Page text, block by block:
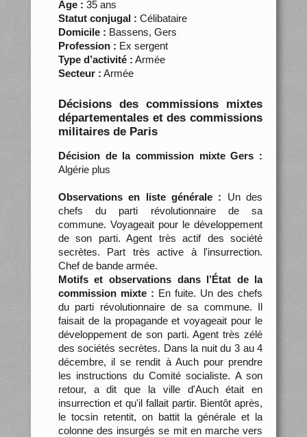
Âge : 35 ans
Statut conjugal : Célibataire
Domicile : Bassens, Gers
Profession : Ex sergent
Type d’activité : Armée
Secteur : Armée
Décisions des commissions mixtes
départementales et des commissions
militaires de Paris
Décision de la commission mixte Gers :
Algérie plus
Observations en liste générale : Un des
chefs du parti révolutionnaire de sa
commune. Voyageait pour le développement
de son parti. Agent très actif des société
secrètes. Part très active à l'insurrection.
Chef de bande armée.
Motifs et observations dans l’État de la
commission mixte : En fuite. Un des chefs
du parti révolutionnaire de sa commune. Il
faisait de la propagande et voyageait pour le
développement de son parti. Agent très zélé
des sociétés secrètes. Dans la nuit du 3 au 4
décembre, il se rendit à Auch pour prendre
les instructions du Comité socialiste. A son
retour, a dit que la ville d'Auch était en
insurrection et qu'il fallait partir. Bientôt après,
le tocsin retentit, on battit la générale et la
colonne des insurgés se mit en marche vers